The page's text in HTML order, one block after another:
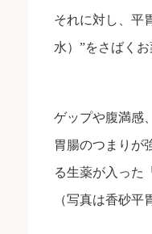
それに対し、平
水）”をさばく
ゲップや腹満感
胃腸のつまりが
る生薬が入った
（写真は香砂平